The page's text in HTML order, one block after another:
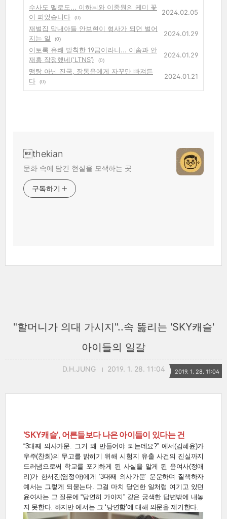
수사도 멜로도... 이하늬와 이종원의 케미 꽃
이 피었습니다
(0)
2024.02.05
재벌집 막내아들 안보현이 형사가 되면 벌어
지는 일
(0)
2024.01.29
이토록 유쾌 발칙한 19금이라니... 이솜과 안
재홍 작정했네(‘LTNS’)
(0)
2024.01.29
맹탕 아닌 진국, 장동윤에게 자꾸만 빠져든
다
(0)
2024.01.21
thekian
문화 속에 담긴 현실을 모색하는 곳
구독하기
"할머니가 의대 가시지"..속 뚫리는 'SKY캐슬'
아이들의 일갈
D.H.JUNG 2019. 1. 28. 11:04 2019. 1. 28. 11:04
'SKY캐슬', 어른들보다 나은 아이들이 있다는 건
“3대째 의사가문. 그거 왜 만들어야 되는데요?” 예서(김혜윤)가
우주(찬희)의 무고를 밝히기 위해 시험지 유출 사건의 진실까지
드러냄으로써 학교를 포기하게 된 사실을 알게 된 윤여사(정애
리)가 한서진(염정아)에게 ‘3대째 의사가문’ 운운하며 질책하자
예서는 그렇게 되묻는다. 그걸 마치 당연한 일처럼 여기고 있던
윤여사는 그 질문에 “당연히 가야지” 같은 궁색한 답변밖에 내놓
지 못한다. 하지만 예서는 그 ‘당연함’에 대해 의문을 제기한다.